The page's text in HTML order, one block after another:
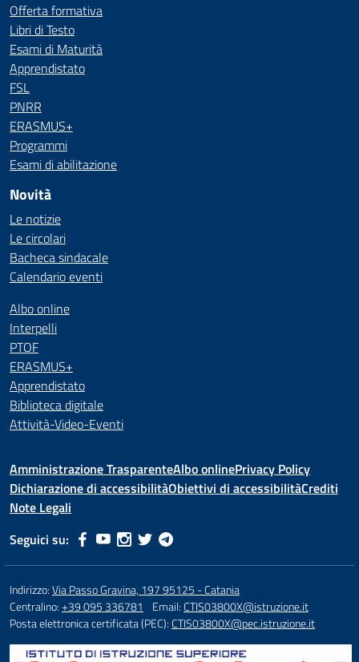
Offerta formativa
Libri di Testo
Esami di Maturità
Apprendistato
FSL
PNRR
ERASMUS+
Programmi
Esami di abilitazione
Novità
Le notizie
Le circolari
Bacheca sindacale
Calendario eventi
Albo online
Interpelli
PTOF
ERASMUS+
Apprendistato
Biblioteca digitale
Attività-Video-Eventi
Amministrazione TrasparenteAlbo onlinePrivacy Policy
Dichiarazione di accessibilitàObiettivi di accessibilitàCrediti
Note Legali
Seguici su:
Indirizzo:Via Passo Gravina, 197 95125 - Catania
Centralino:+39 095 336781 Email:CTIS03800X@istruzione.it
Posta elettronica certificata (PEC):CTIS03800X@pec.istruzione.it